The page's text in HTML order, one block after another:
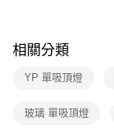
１．於結帳方式選擇
２．訂單成立數日內
３．收到繳費通知簡
新竹貨運宅配
相關分類
YP 單吸頂燈
玻璃 單吸頂燈